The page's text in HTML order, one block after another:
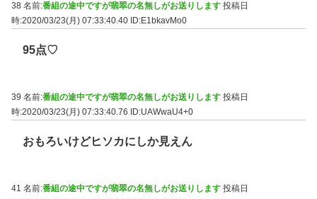
38 名前:番組の途中ですが翡翠の名無しがお送りします 投稿日
時:2020/03/23(月) 07:33:40.40 ID:E1bkavMo0
95点♡
39 名前:番組の途中ですが翡翠の名無しがお送りします 投稿日
時:2020/03/23(月) 07:33:40.76
ID:UAWwaU4+0
おもろいけどヒソカにしか見えん
41 名前:番組の途中ですが翡翠の名無しがお送りします 投稿日